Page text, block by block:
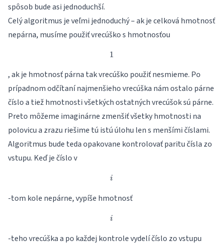
spôsob bude asi jednoduchší.
Celý algoritmus je veľmi jednoduchý – ak je celková hmotnosť
nepárna, musíme použiť vrecúško s hmotnosťou
1
1
, ak je hmotnosť párna tak vrecúško použiť nesmieme. Po
prípadnom odčítaní najmenšieho vrecúška nám ostalo párne
číslo a tiež hmotnosti všetkých ostatných vrecúšok sú párne.
Preto môžeme imaginárne zmenšiť všetky hmotnosti na
polovicu a zrazu riešime tú istú úlohu len s menšími číslami.
Algoritmus bude teda opakovane kontrolovať paritu čísla zo
vstupu. Keď je číslo v
i
i
-tom kole nepárne, vypíše hmotnosť
i
i
-teho vrecúška a po každej kontrole vydelí číslo zo vstupu